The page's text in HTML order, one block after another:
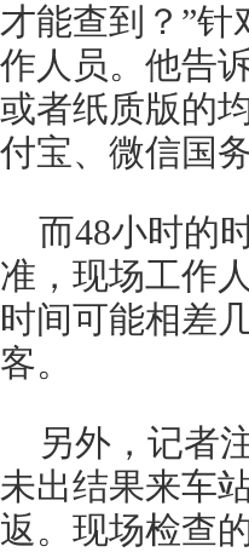
才能查到？”
作人员。他告
或者纸质版的
付宝、微信国
而48小时的
准，现场工作
时间可能相差
客。
另外，记者
未出结果来车
返。现场检查